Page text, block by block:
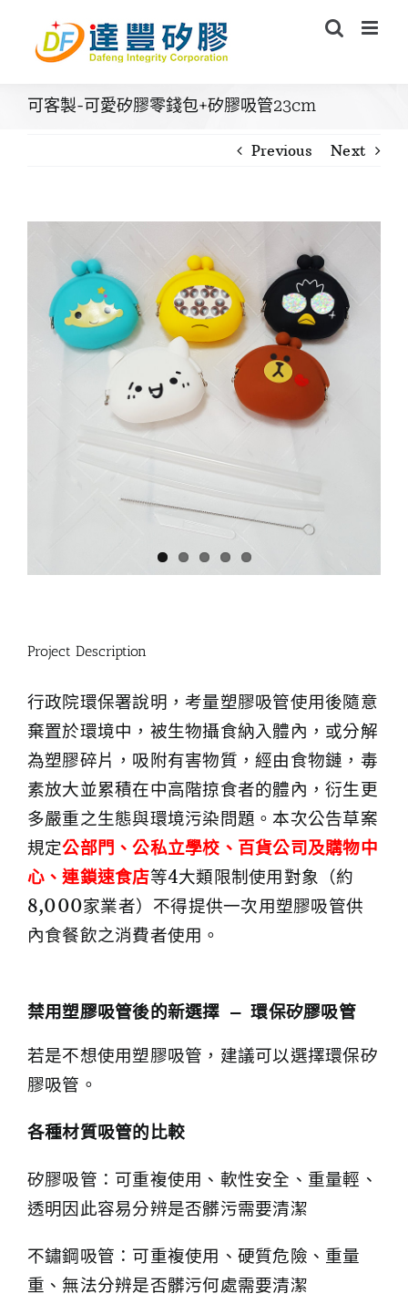
content
可客製-可愛矽膠零錢包+矽膠吸管23cm
Previous Next
Larger
Image
Project Description
行政院環保署說明，考量塑膠吸管使用後隨意
棄置於環境中，被生物攝食納入體內，或分解
為塑膠碎片，吸附有害物質，經由食物鏈，毒
素放大並累積在中高階掠食者的體內，衍生更
多嚴重之生態與環境污染問題。本次公告草案
規定公部門、公私立學校、百貨公司及購物中
心、連鎖速食店等4大類限制使用對象（約
8,000家業者）不得提供一次用塑膠吸管供
內食餐飲之消費者使用。
禁用塑膠吸管後的新選擇 — 環保矽膠吸管
若是不想使用塑膠吸管，建議可以選擇環保矽
膠吸管。
各種材質吸管的比較
矽膠吸管：可重複使用、軟性安全、重量輕、
透明因此容易分辨是否髒污需要清潔
不鏽鋼吸管：可重複使用、硬質危險、重量
重、無法分辨是否髒污何處需要清潔